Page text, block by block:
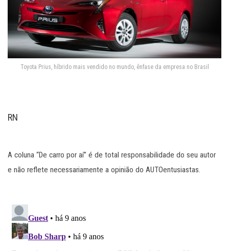
Toyota Prius, híbrido mais vendido no mundo, ênfase da empresa no Brasil
RN
A coluna “De carro por aí” é de total responsabilidade do seu autor
e não reflete necessariamente a opinião do AUTOentusiastas.